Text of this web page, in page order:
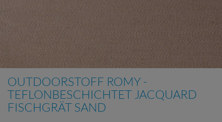
OUTDOORSTOFF ROMY -
TEFLONBESCHICHTET JACQUARD
FISCHGRÄT SAND